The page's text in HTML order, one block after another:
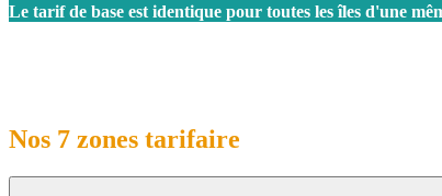
Le tarif de base est identique pour toutes les îles d'une
Nos 7 zones tarifaire